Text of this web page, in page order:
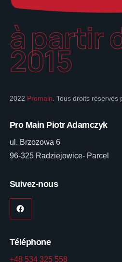
à partir
2015
2022 Promain. Tous droits réservés
Pro Main Piotr Adamczyk
ul. Brzozowa 6
96-325 Radziejowice- Parcel
Suivez-nous
Téléphone
+48 534 325 558